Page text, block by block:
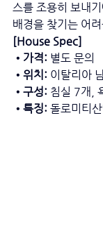
스를 조용히 보내
배경을 찾기는 어
[House Spec]
•가격: 별도 문의
•위치: 이탈리아
•구성: 침실 7개,
•특징: 돌로미티